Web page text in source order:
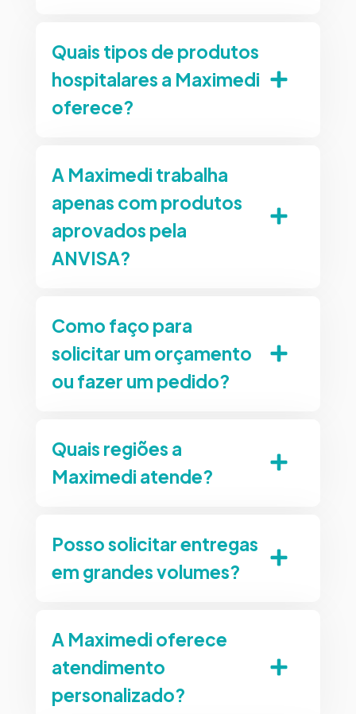
Quais tipos de produtos
hospitalares a Maximedi
oferece?
A Maximedi trabalha
apenas com produtos
aprovados pela
ANVISA?
Como faço para
solicitar um orçamento
ou fazer um pedido?
Quais regiões a
Maximedi atende?
Posso solicitar entregas
em grandes volumes?
A Maximedi oferece
atendimento
personalizado?